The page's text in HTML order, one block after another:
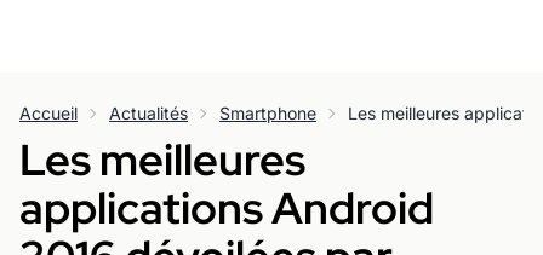
Accueil Actualités Smartphone
Les meilleures
applications Android